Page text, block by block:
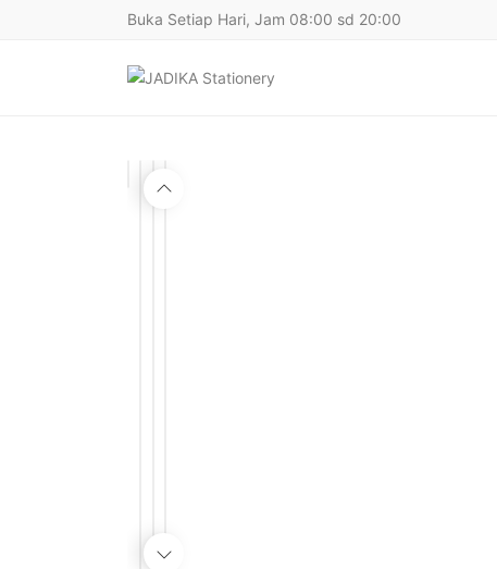
Buka Setiap Hari, Jam 08:00 sd 20:00